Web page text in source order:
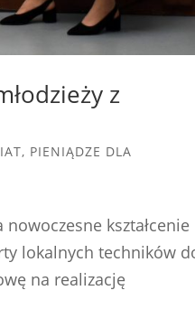
z
, PIENIĄDZE DLA
kształcenie
lokalnych techników
na realizację